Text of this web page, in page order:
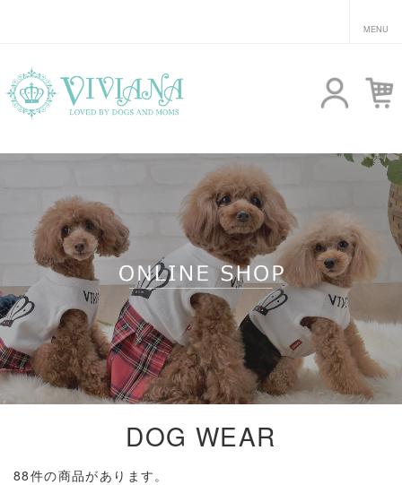
DOG WEAR
88件の商品があります。